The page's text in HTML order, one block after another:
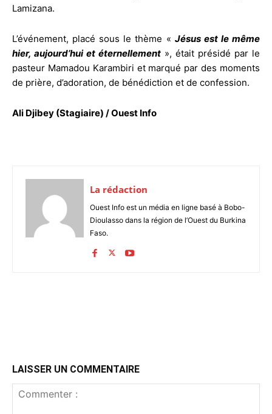
Lamizana.
L’événement, placé sous le thème « Jésus est le même
hier, aujourd’hui et éternellement », était présidé par le
pasteur Mamadou Karambiri et marqué par des moments
de prière, d’adoration, de bénédiction et de confession.‎
Ali Djibey (Stagiaire) / Ouest Info
La rédaction
Ouest Info est un média en ligne basé à Bobo-
Dioulasso dans la région de l’Ouest du Burkina
Faso.
LAISSER UN COMMENTAIRE